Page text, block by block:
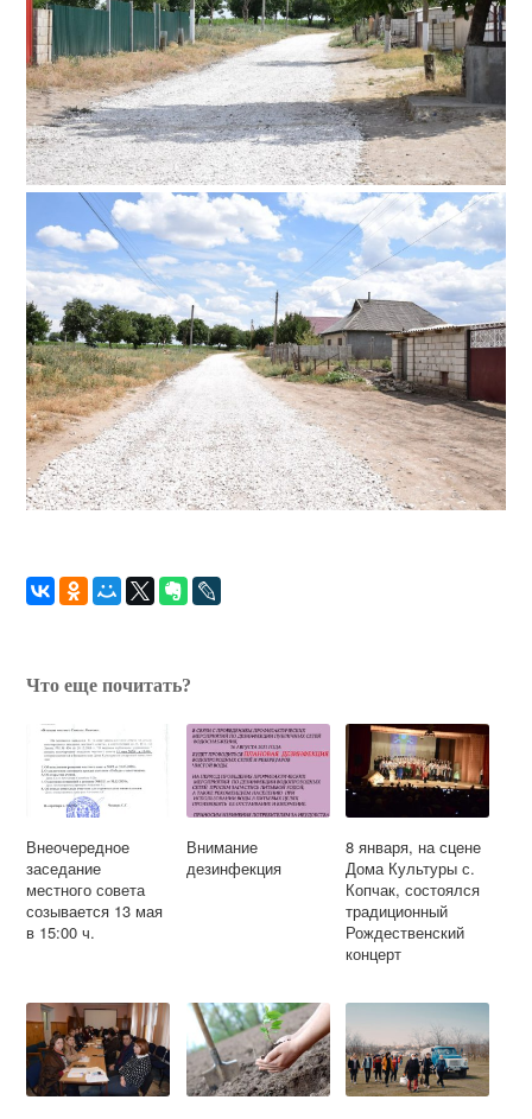
Что еще почитать?
Внеочередное
заседание
местного совета
созывается 13 мая
в 15:00 ч.
Внимание
дезинфекция
8 января, на сцене
Дома Культуры с.
Копчак, состоялся
традиционный
Рождественский
концерт